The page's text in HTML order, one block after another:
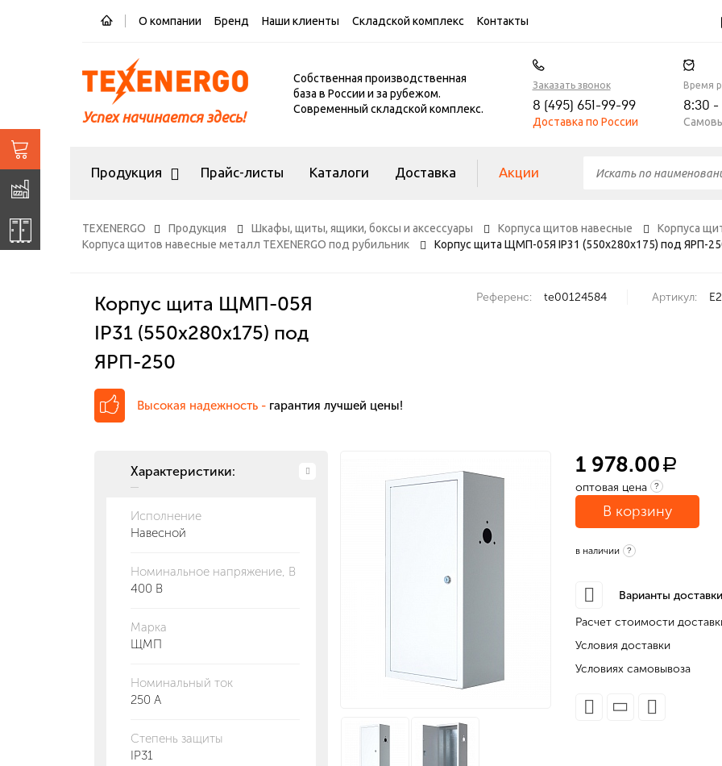
О компании Бренд Наши клиенты Складской комплекс Контакты
Успех начинается здесь!
Собственная производственная
база в России и за рубежом.
Современный складской комплекс.
Заказать звонок
8 (495) 651-99-99
Доставка по России
Время
8:30 -
Продукция Прайс-листы Каталоги Доставка Акции
TEXENERGO Продукция Шкафы, щиты, ящики, боксы и аксессуары Корпуса щитов навесные
Корпуса
Корпуса щитов навесные металл TEXENERGO под рубильник
Корпус щита ЩМП-05Я IP31 (550х280х175) под ЯРП-
Корпус щита ЩМП-05Я
IP31 (550х280х175) под
ЯРП-250
Референс: te00124584 Артикул:
Высокая надежность - гарантия лучшей цены!
Характеристики:
Исполнение
Навесной
Номинальное напряжение, В
400 В
Марка
ЩМП
Номинальный ток
250 А
Степень защиты
IP31
1 978.00 a
оптовая цена ?
В корзину
в наличии ?
Варианты
Расчет стоимости
Условия доставки
Условиях самовывоза